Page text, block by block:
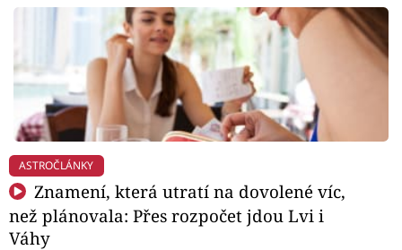
ASTROČLÁNKY
Znamení, která utratí na dovolené víc,
než plánovala: Přes rozpočet jdou Lvi i
Váhy